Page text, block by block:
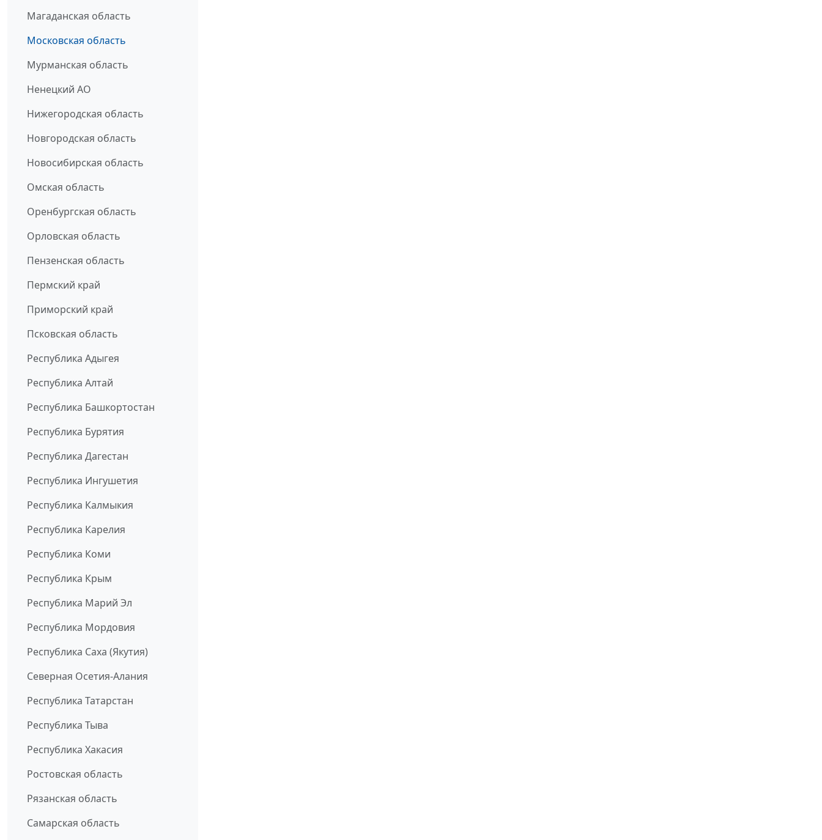
Магаданская область
Московская область
Мурманская область
Ненецкий АО
Нижегородская область
Новгородская область
Новосибирская область
Омская область
Оренбургская область
Орловская область
Пензенская область
Пермский край
Приморский край
Псковская область
Республика Адыгея
Республика Алтай
Республика Башкортостан
Республика Бурятия
Республика Дагестан
Республика Ингушетия
Республика Калмыкия
Республика Карелия
Республика Коми
Республика Крым
Республика Марий Эл
Республика Мордовия
Республика Саха (Якутия)
Северная Осетия-Алания
Республика Татарстан
Республика Тыва
Республика Хакасия
Ростовская область
Рязанская область
Самарская область